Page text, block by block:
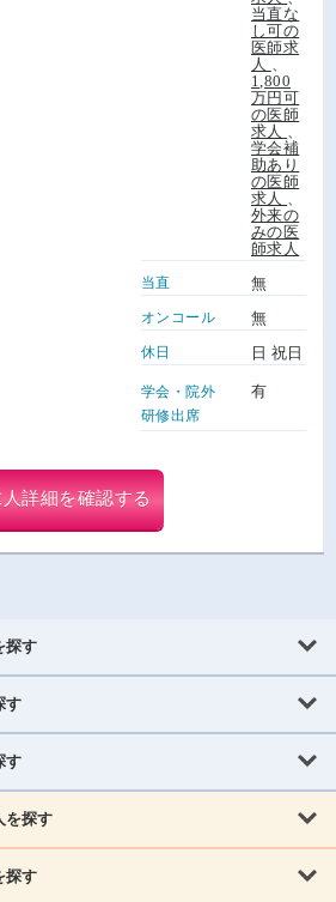
当直な
し可の
医師求
人
1,800
万円可
の医師
求人
学会補
助あり
の医師
求人
外来の
みの医
師求人
当直 無
オンコール 無
休日 日 祝日
学会・院外
研修出席
有
詳細を確認する
探す
す
科
す
迎
を探す
探す